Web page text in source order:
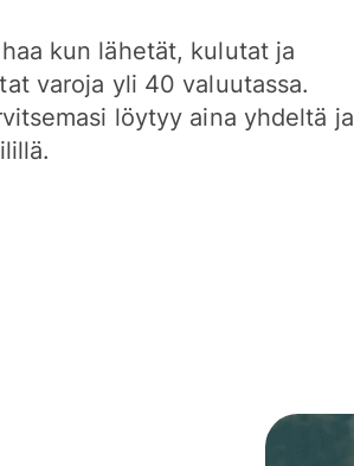
kun lähetät, kulutat ja
varoja yli 40 valuutassa.
löytyy aina yhdeltä ja